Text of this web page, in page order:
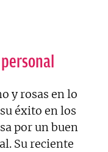
y rosas en lo
éxito en los
por un buen
Su reciente